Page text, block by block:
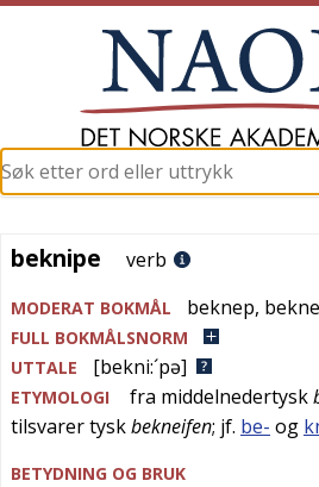
beknipe
beknipe verb
MODERAT BOKMÅL beknep,
FULL BOKMÅLSNORM
UTTALE
[bekni:´pə]
ETYMOLOGI fra middelnedertysk
tilsvarertyskbekneifen; jf. be- og
BETYDNING OG BRUK